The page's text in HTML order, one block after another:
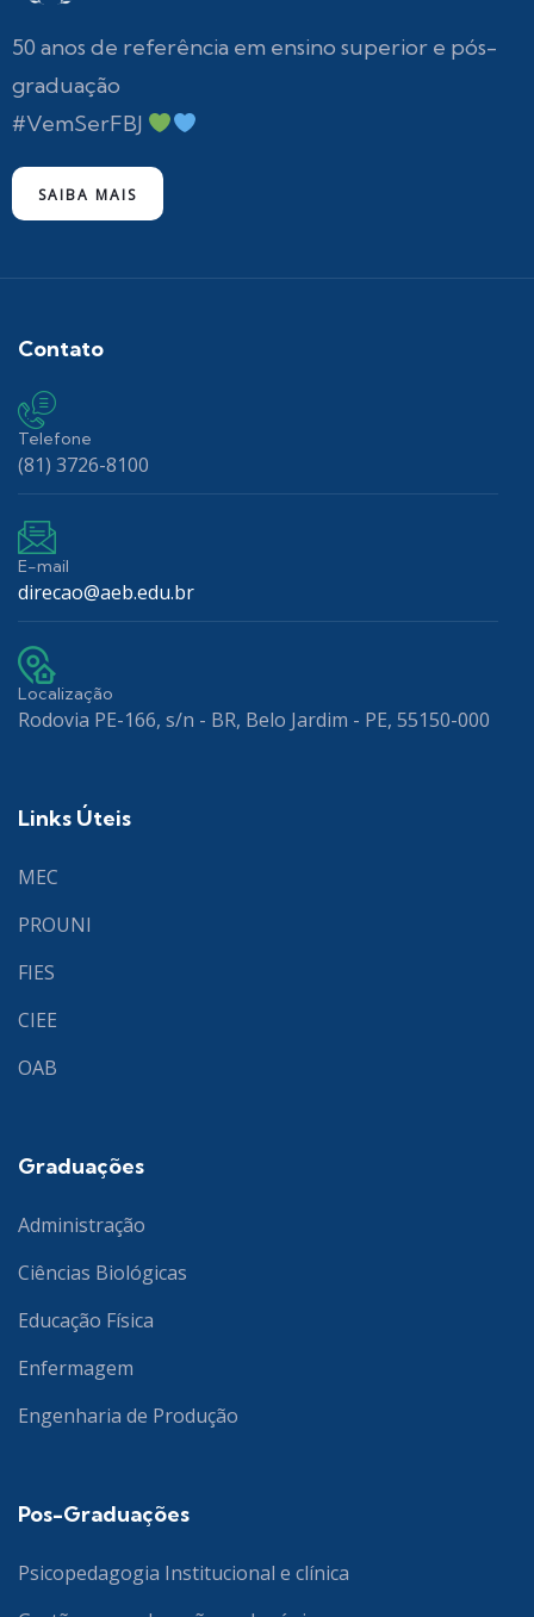
50 anos de referência em ensino superior e pós-
graduação
#VemSerFBJ
SAIBA MAIS
Contato
Telefone
(81) 3726-8100
E-mail
direcao@aeb.edu.br
Localização
Rodovia PE-166, s/n - BR, Belo Jardim - PE, 55150-000
Links Úteis
MEC
PROUNI
FIES
CIEE
OAB
Graduações
Administração
Ciências Biológicas
Educação Física
Enfermagem
Engenharia de Produção
Pos-Graduações
Psicopedagogia Institucional e clínica